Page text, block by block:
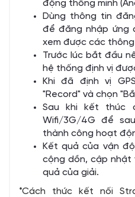
động thông minh
Dùng thông tin
để đăng nhập ứng
xem được các
Trước lúc bắt đầu
hệ thống định vị
Khi đã định vị
"Record" và chọn
Sau khi kết thúc
Wifi/3G/4G để
thành công hoạt
Kết quả của vận
cộng dồn, cập
quả của giải.
*Cách thức kết nối